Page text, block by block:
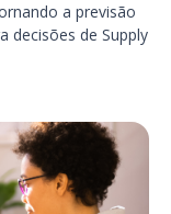
a previsão
decisões de Supply